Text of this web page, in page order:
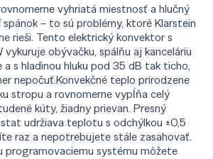
vyhriatá miestnosť a hlučný
– to sú problémy, ktoré Klarstein
rieši. Tento elektrický konvektor s
obývačku, spálňu aj kanceláriu
a s hladinou hluku pod 35 dB tak ticho,
nepočuť.Konvekčné teplo prirodzene
stropu a rovnomerne vypĺňa celý
kúty, žiadny prievan. Presný
udržiava teplotu s odchýlkou ±0,5
raz a nepotrebujete stále zasahovať.
programovaciemu systému môžete